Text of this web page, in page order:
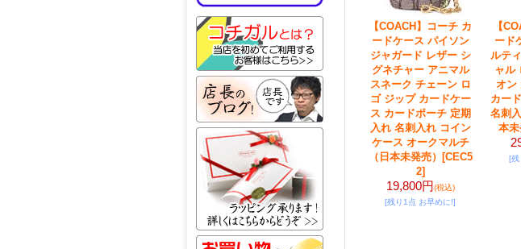
【COACH】コーチ カ
ードケース パイソン
ジャガード レザー シ
グネチャー アニマル
スネーク チェーン ロ
ゴ ジップ カードケー
ス カードポーチ 定期
入れ 名刺入れ コイン
ケース オークマルチ
（日本未発売）
[CEC5
2]
19,800円(税込)
[残り1点 お早めに!]
【
ード
ルテ
ャル
オン
カー
名刺
本未
[残